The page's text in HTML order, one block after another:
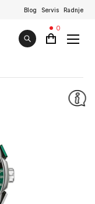
Blog Servis Radnje
0